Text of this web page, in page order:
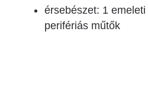
érsebészet: 1
perifériás műtők